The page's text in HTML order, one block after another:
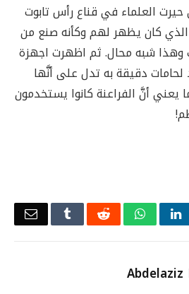
حيرت العلماء في قناع رأس تابوت
كان يظهر لهم وكأنه صنع من
شبه محال. ثم اظهرت اجهزة
دقيقة به تدل على أنَّها
يعني أنَّ الفراعنة كانوا يستخدمون
LinkedIn
WhatsApp
Reddit
Tumblr
Abdelaziz